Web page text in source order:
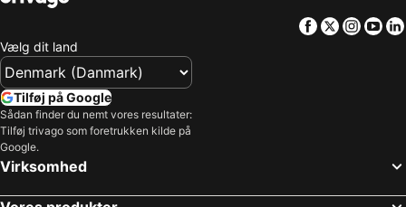
Hampton by Hilton Kiel
Maritim Hotel Bellevue Kiel
Premier Inn Lübeck City Stadtgraben
Hotel IV Jahreszeiten Lübeck
B&B HOTEL Flensburg-City
Strandhotel Weissenhäuser Strand
Hotel Astor Kiel by Campanile
Hotel Yachtclub
Boutiquehotel Petuh
Facebook
Twitter
Vælg dit land
Tilføj på Google
Sådan finder du nemt vores resultater:
Tilføj trivago som foretrukken kilde på
Google.
Virksomhed